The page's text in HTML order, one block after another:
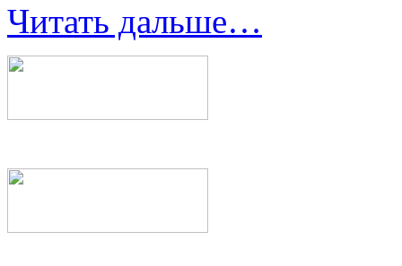
Читать дальше…